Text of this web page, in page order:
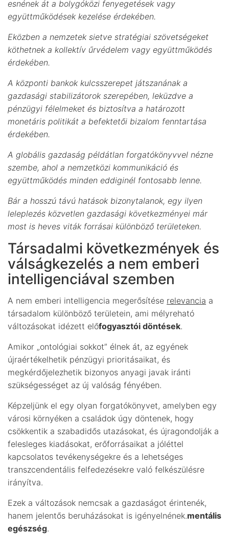
esnének át a bolygóközi fenyegetések vagy
együttműködések kezelése érdekében.
Eközben a nemzetek sietve stratégiai szövetségeket
köthetnek a kollektív űrvédelem vagy együttműködés
érdekében.
A központi bankok kulcsszerepet játszanának a
gazdasági stabilizátorok szerepében, leküzdve a
pénzügyi félelmeket és biztosítva a határozott
monetáris politikát a befektetői bizalom fenntartása
érdekében.
A globális gazdaság példátlan forgatókönyvvel nézne
szembe, ahol a nemzetközi kommunikáció és
együttműködés minden eddiginél fontosabb lenne.
Bár a hosszú távú hatások bizonytalanok, egy ilyen
leleplezés közvetlen gazdasági következményei már
most is heves viták forrásai különböző területeken.
Társadalmi következmények és
válságkezelés a nem emberi
intelligenciával szemben
A nem emberi intelligencia megerősítése relevancia a
társadalom különböző területein, ami mélyreható
változásokat idézett előfogyasztói döntések.
Amikor „ontológiai sokkot” élnek át, az egyének
újraértékelhetik pénzügyi prioritásaikat, és
megkérdőjelezhetik bizonyos anyagi javak iránti
szükségességet az új valóság fényében.
Képzeljünk el egy olyan forgatókönyvet, amelyben egy
városi környéken a családok úgy döntenek, hogy
csökkentik a szabadidős utazásokat, és újragondolják a
felesleges kiadásokat, erőforrásaikat a jóléttel
kapcsolatos tevékenységekre és a lehetséges
transzcendentális felfedezésekre való felkészülésre
irányítva.
Ezek a változások nemcsak a gazdaságot érintenék,
hanem jelentős beruházásokat is igényelnének.mentális
egészség.